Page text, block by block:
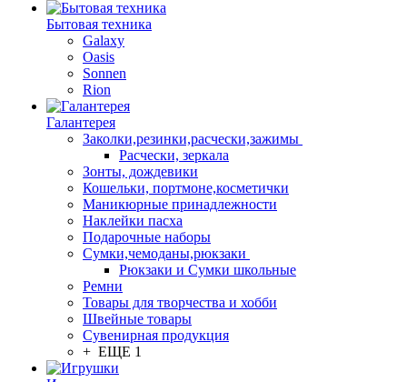
Бытовая техника
Galaxy
Oasis
Sonnen
Rion
Галантерея
Заколки,резинки,расчески,зажимы
Расчески, зеркала
Зонты, дождевики
Кошельки, портмоне,косметички
Маникюрные принадлежности
Наклейки пасха
Подарочные наборы
Сумки,чемоданы,рюкзаки
Рюкзаки и Сумки школьные
Ремни
Товары для творчества и хобби
Швейные товары
Сувенирная продукция
+ ЕЩЕ 1